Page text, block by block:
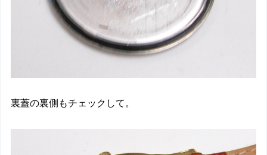
裏蓋の裏側もチェックして。